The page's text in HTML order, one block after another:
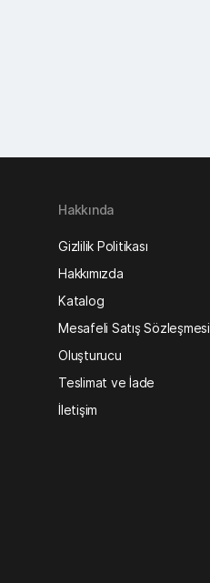
Hakkında
Gizlilik Politikası
Hakkımızda
Katalog
Mesafeli Satış Sözleşmesi
Oluşturucu
Teslimat ve İade
İletişim